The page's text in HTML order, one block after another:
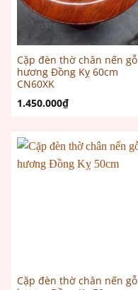
Cặp đèn thờ chân nến gỗ
hương Đồng Kỵ 60cm
CN60XK
1.450.000₫
Cặp đèn thờ chân nến gỗ